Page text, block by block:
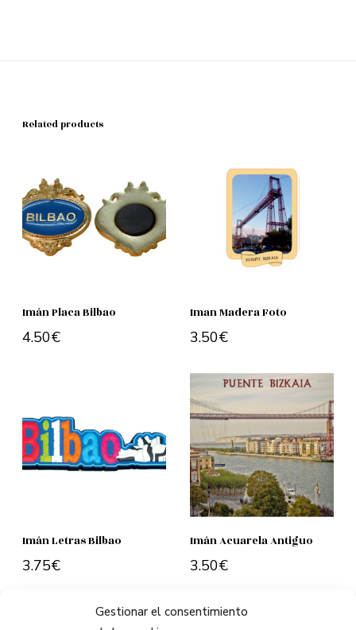
Gestionar el consentimiento
Related products
Imán Placa Bilbao
4.50€
Iman Madera Foto
3.50€
Imán Letras Bilbao
3.75€
Imán Acuarela Antiguo
3.50€